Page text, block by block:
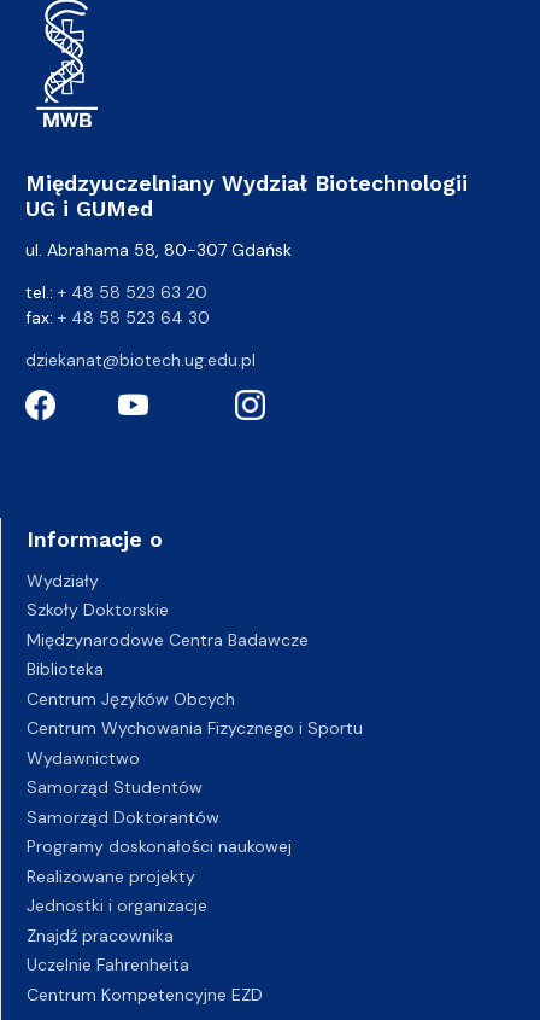
Międzyuczelniany Wydział Biotechnologii
UG i GUMed
ul. Abrahama 58, 80-307 Gdańsk
tel.: + 48 58 523 63 20
fax: + 48 58 523 64 30
dziekanat@biotech.ug.edu.pl
Informacje o
Wydziały
Szkoły Doktorskie
Międzynarodowe Centra Badawcze
Biblioteka
Centrum Języków Obcych
Centrum Wychowania Fizycznego i Sportu
Wydawnictwo
Samorząd Studentów
Samorząd Doktorantów
Programy doskonałości naukowej
Realizowane projekty
Jednostki i organizacje
Znajdź pracownika
Uczelnie Fahrenheita
Centrum Kompetencyjne EZD